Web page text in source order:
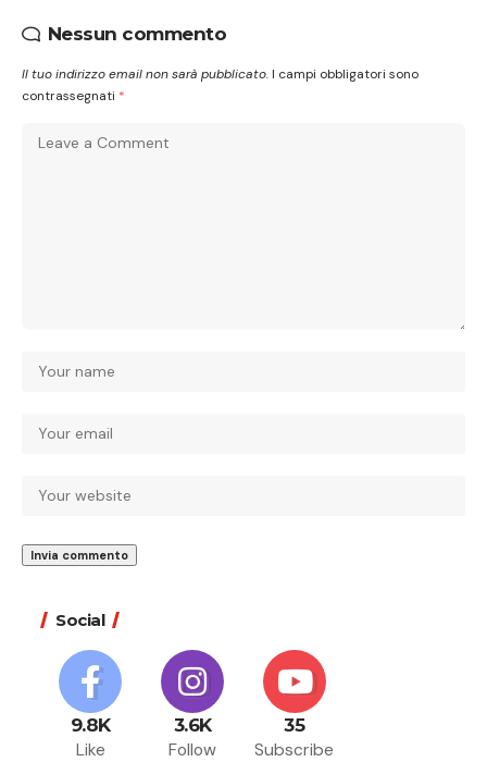
Nessun commento
Il tuo indirizzo email non sarà pubblicato. I campi obbligatori sono
contrassegnati *
Social
9.8K
Like
3.6K
Follow
35
Subscribe